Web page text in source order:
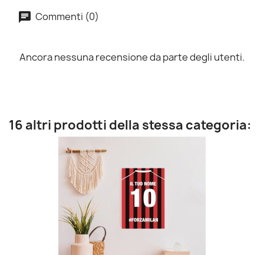
Commenti (0)
Ancora nessuna recensione da parte degli utenti.
16 altri prodotti della stessa categoria: